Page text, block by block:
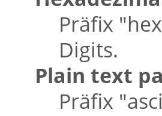
Präfix
Digits.
Plain text
Präfix